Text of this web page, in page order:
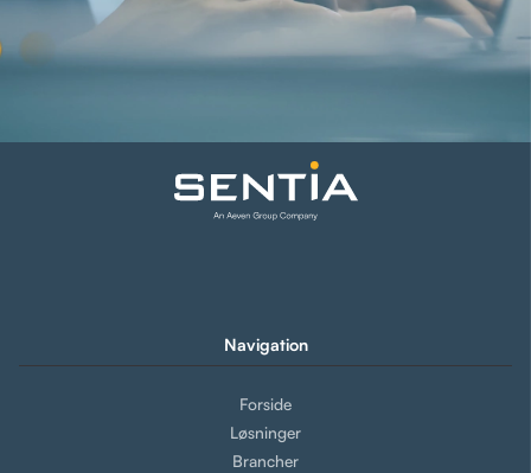
Navigation
Forside
Løsninger
Brancher